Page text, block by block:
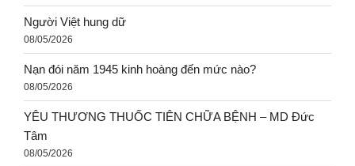
Người Việt hung dữ
08/05/2026
Nạn đói năm 1945 kinh hoàng đến mức nào?
08/05/2026
YÊU THƯƠNG THUỐC TIÊN CHỮA BỆNH – MD Đức
Tâm
08/05/2026